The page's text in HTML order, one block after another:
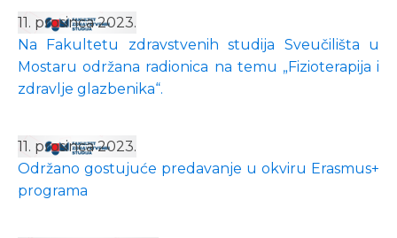
11. prosinca 2023.
Na Fakultetu zdravstvenih studija Sveučilišta u
Mostaru održana radionica na temu „Fizioterapija i
zdravlje glazbenika“.
11. prosinca 2023.
Održano gostujuće predavanje u okviru Erasmus+
programa